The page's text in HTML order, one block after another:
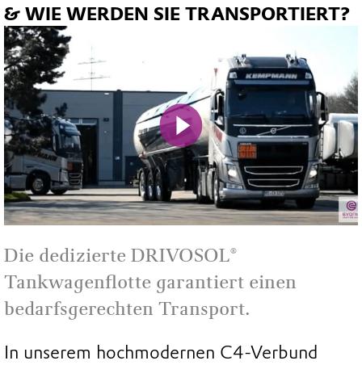
& WIE WERDEN SIE TRANSPORTIERT?
Mute
Die dedizierte DRIVOSOL®
Tankwagenflotte garantiert einen
bedarfsgerechten Transport.
In unserem hochmodernen C4-Verbund